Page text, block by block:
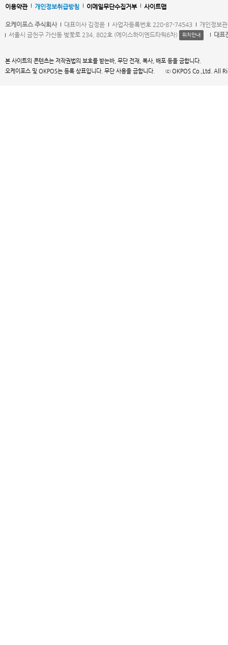
이용약관 개인정보취급방침 이메일무단수집거부 사이트맵
오케이포스 주식회사 대표이사 김정윤 사업자등록번호 220-87-74543
개인정보
서울시 금천구 가산동 벚꽃로 234, 802호 (에이스하이엔드타워6차)
위치안내 대표
본 사이트의 콘텐츠는 저작권법의 보호를 받는바, 무단 전재, 복사, 배포 등을 금합니다.
오케이포스 및 OKPOS는 등록 상표입니다. 무단 사용을 금합니다. ⓒ OKPOS Co.,Ltd. All